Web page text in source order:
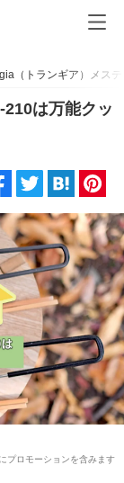
（トランギア）メス
は万能クッ
プロモーションを含みます